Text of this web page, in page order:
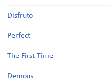
Disfruto
Perfect
The First Time
Demons